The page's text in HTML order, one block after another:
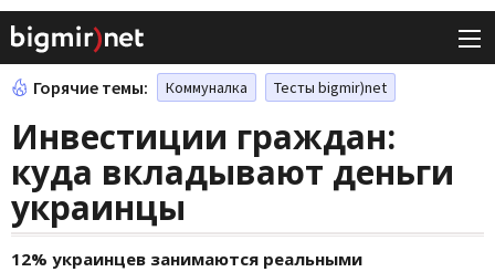
Горячие темы: Коммуналка Тесты bigmir)net
Инвестиции граждан:
куда вкладывают деньги
украинцы
12% украинцев занимаются реальными